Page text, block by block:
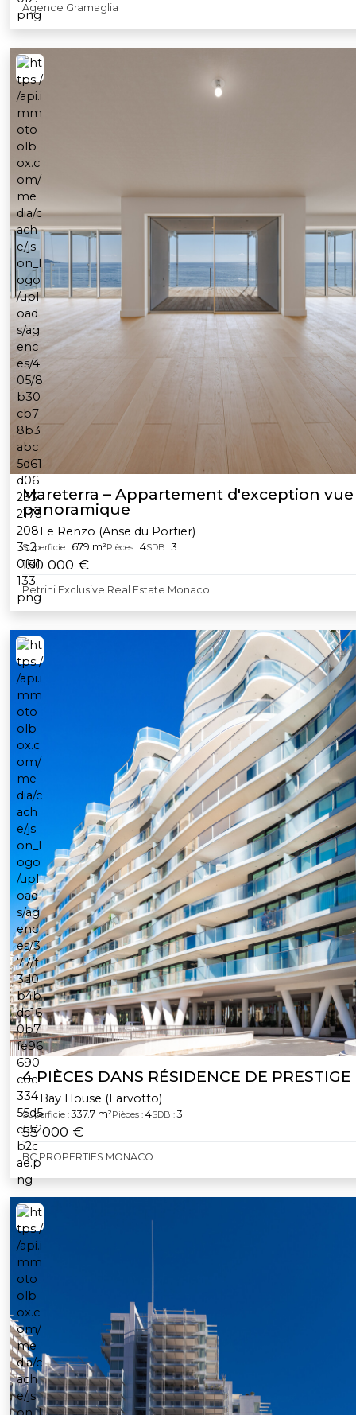
Agence Gramaglia
Mareterra – Appartement d'exception vue
panoramique
Le Renzo (Anse du Portier)
Superficie : 679 m²Pièces : 4SDB : 3
150 000 €
Petrini Exclusive Real Estate Monaco
4 PIÈCES DANS RÉSIDENCE DE PRESTIGE
Bay House (Larvotto)
Superficie : 337.7 m²Pièces : 4SDB : 3
55 000 €
BC PROPERTIES MONACO